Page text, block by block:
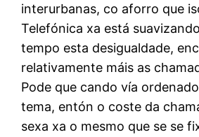
interurbanas, co aforro que
Telefónica xa está
tempo esta desigualdade,
relativamente máis as
Pode que cando vía
tema, entón o coste da
sexa xa o mesmo que se se